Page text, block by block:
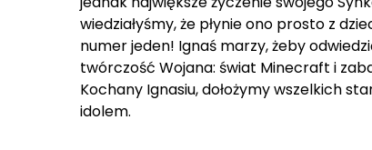
wiedziałyśmy, że płynie ono prosto z
numer jeden! Ignaś marzy, żeby
twórczość Wojana: świat Minecraft i
Kochany Ignasiu, dołożymy wszelkich
idolem.